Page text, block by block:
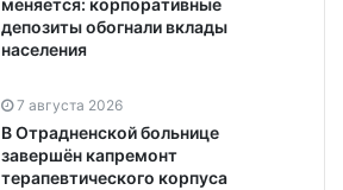
меняется: корпоративные
депозиты обогнали вклады
населения
7 августа 2026
В Отрадненской больнице
завершён капремонт
терапевтического корпуса